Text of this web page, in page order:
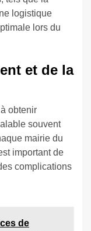
logistique
lors du
et de la
obtenir
souvent
mairie du
important de
complications
de